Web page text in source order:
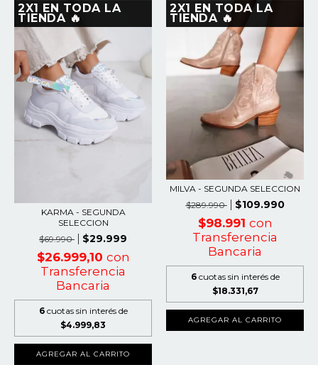
2X1 EN TODA LA
TIENDA 🔥
KARMA - SEGUNDA
SELECCION
$69.990
$29.999
$26.999,10 con
Transferencia
Bancaria
6 cuotas sin interés de
$4.999,83
AGREGAR AL CARRITO
2X1 EN TODA LA
TIENDA 🔥
MILVA - SEGUNDA SELECCION
$289.990
$109.990
$98.991 con
Transferencia
Bancaria
6 cuotas sin interés de
$18.331,67
AGREGAR AL CARRITO